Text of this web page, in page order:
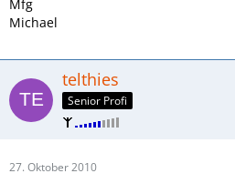
Mfg
Michael
telthies
Senior Profi
27. Oktober 2010